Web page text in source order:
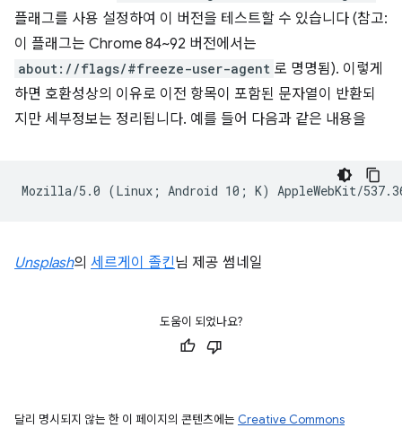
플래그를 사용 설정하여 이 버전을 테스트할 수 있습니다 (참고:
이 플래그는 Chrome 84~92 버전에서는
about://flags/#freeze-user-agent 로 명명됨). 이렇게
하면 호환성상의 이유로 이전 항목이 포함된 문자열이 반환되
지만 세부정보는 정리됩니다. 예를 들어 다음과 같은 내용을
Unsplash의 세르게이 졸킨님 제공 썸네일
도움이 되었나요?
달리 명시되지 않는 한 이 페이지의 콘텐츠에는 Creative Commons